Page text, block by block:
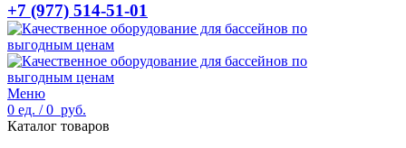
+7 (977) 514-51-01
Меню
0 ед. / 0 руб.
Каталог товаров